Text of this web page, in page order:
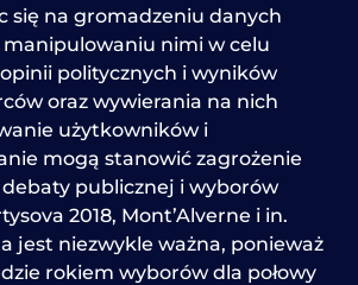
się na gromadzeniu danych
nimi w celu
politycznych i wyników
oraz wywierania na nich
użytkowników i
mogą stanowić zagrożenie
publicznej i wyborów
2018, Mont’Alverne i in.
jest niezwykle ważna, ponieważ
rokiem wyborów dla połowy